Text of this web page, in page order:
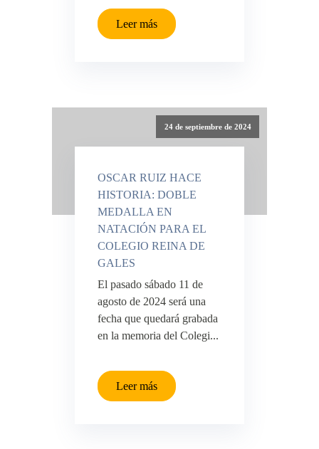
Leer más
24 de septiembre de 2024
OSCAR RUIZ HACE
HISTORIA: DOBLE
MEDALLA EN
NATACIÓN PARA EL
COLEGIO REINA DE
GALES
El pasado sábado 11 de
agosto de 2024 será una
fecha que quedará grabada
en la memoria del Colegi...
Leer más